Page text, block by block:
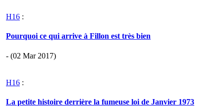
H16 :
Pourquoi ce qui arrive à Fillon est très bien
- (02 Mar 2017)
H16 :
La petite histoire derrière la fumeuse loi de Janvier 1973